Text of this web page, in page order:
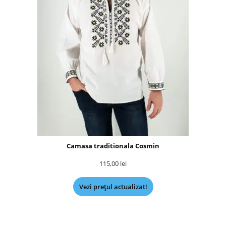
Camasa traditionala Cosmin
115,00 lei
Vezi prețul actualizat!